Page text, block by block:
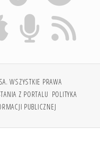
WSZYSTKIE PRAWA
Z PORTALU POLITYKA
PUBLICZNEJ